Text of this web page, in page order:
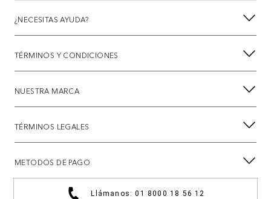
¿NECESITAS AYUDA?
TÉRMINOS Y CONDICIONES
NUESTRA MARCA
TÉRMINOS LEGALES
METODOS DE PAGO
Llámanos: 01 8000 18 56 12